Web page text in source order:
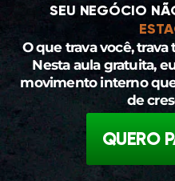
SEU NEGÓCIO
O que trava você,
Nesta aula gratuita,
movimento interno
de
QUERO